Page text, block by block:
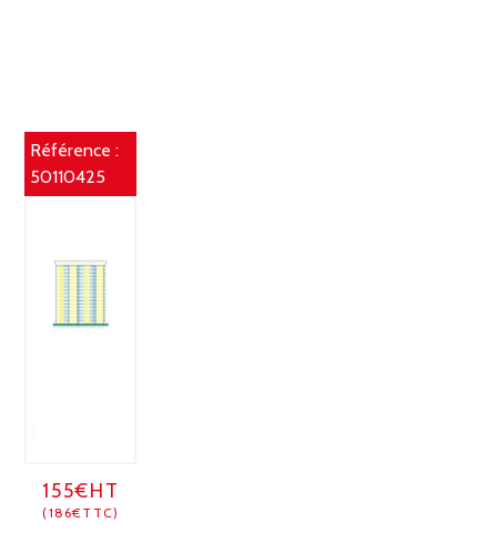
Référence :
50110425
155€HT
(186€TTC)